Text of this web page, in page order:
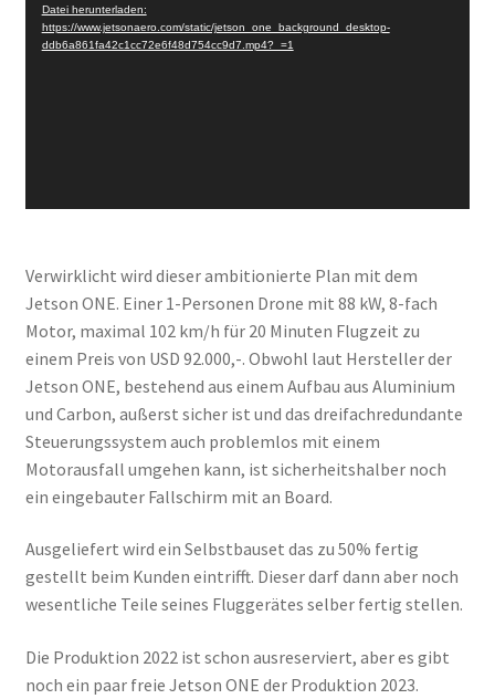
Datei herunterladen:
https://www.jetsonaero.com/static/jetson_one_background_desktop-
ddb6a861fa42c1cc72e6f48d754cc9d7.mp4?_=1
Verwirklicht wird dieser ambitionierte Plan mit dem
Jetson ONE. Einer 1-Personen Drone mit 88 kW, 8-fach
Motor, maximal 102 km/h für 20 Minuten Flugzeit zu
einem Preis von USD 92.000,-. Obwohl laut Hersteller der
Jetson ONE, bestehend aus einem Aufbau aus Aluminium
und Carbon, außerst sicher ist und das dreifachredundante
Steuerungssystem auch problemlos mit einem
Motorausfall umgehen kann, ist sicherheitshalber noch
ein eingebauter Fallschirm mit an Board.
Ausgeliefert wird ein Selbstbauset das zu 50% fertig
gestellt beim Kunden eintrifft. Dieser darf dann aber noch
wesentliche Teile seines Fluggerätes selber fertig stellen.
Die Produktion 2022 ist schon ausreserviert, aber es gibt
noch ein paar freie Jetson ONE der Produktion 2023.